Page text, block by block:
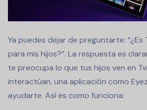
Ya puedes dejar de preguntarte: “¿Es
para mis hijos?”. La respuesta es
te preocupa lo que tus hijos ven en
interactúan, una aplicación como
ayudarte. Así es como funciona: